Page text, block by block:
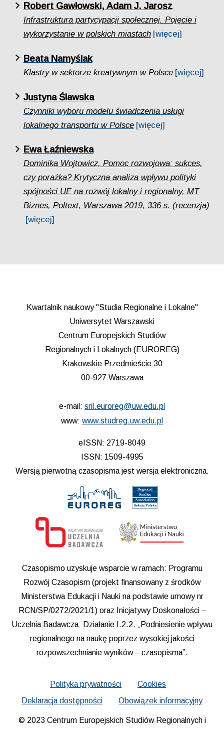
Robert Gawłowski, Adam J. Jarosz
Infrastruktura partycypacji społecznej. Pojęcie i
wykorzystanie w polskich miastach [więcej]
Beata Namyślak
Klastry w sektorze kreatywnym w Polsce [więcej]
Justyna Ślawska
Czynniki wyboru modelu świadczenia usługi
lokalnego transportu w Polsce [więcej]
Ewa Łaźniewska
Dominika Wojtowicz, Pomoc rozwojowa: sukces,
czy porażka? Krytyczna analiza wpływu polityki
spójności UE na rozwój lokalny i regionalny, MT
Biznes, Poltext, Warszawa 2019, 336 s. (recenzja)
[więcej]
Kwartalnik naukowy "Studia Regionalne i Lokalne"
Uniwersytet Warszawski
Centrum Europejskich Studiów
Regionalnych i Lokalnych (EUROREG)
Krakowskie Przedmieście 30
00-927 Warszawa
e-mail: sril.euroreg@uw.edu.pl
www: www.studreg.uw.edu.pl
eISSN: 2719-8049
ISSN: 1509-4995
Wersją pierwotną czasopisma jest wersja elektroniczna.
Czasopismo uzyskuje wsparcie w ramach: Programu
Rozwój Czasopism (projekt finansowany z środków
Ministerstwa Edukacji i Nauki na podstawie umowy nr
RCN/SP/0272/2021/1) oraz Inicjatywy Doskonałości –
Uczelnia Badawcza: Działanie I.2.2. „Podniesienie wpływu
regionalnego na naukę poprzez wysokiej jakości
rozpowszechnianie wyników – czasopisma”.
Polityka prywatności
Cookies
Deklaracja dostępności
Obowiązek informacyjny
© 2023 Centrum Europejskich Studiów Regionalnych i